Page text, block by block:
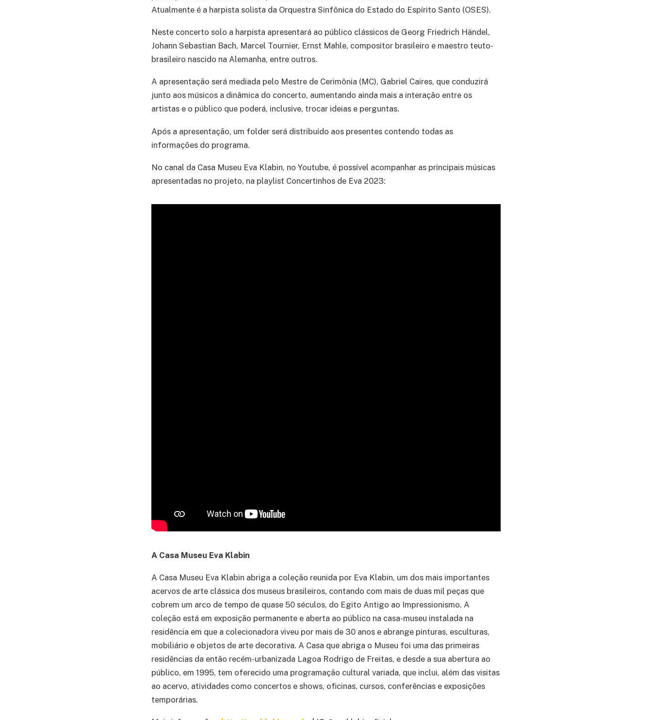
Atualmente é a harpista solista da Orquestra Sinfônica do Estado do Espírito Santo (OSES).
Neste concerto solo a harpista apresentará ao público clássicos de Georg Friedrich Händel,
Johann Sebastian Bach, Marcel Tournier, Ernst Mahle, compositor brasileiro e maestro teuto-
brasileiro nascido na Alemanha, entre outros.
A apresentação será mediada pelo Mestre de Cerimônia (MC), Gabriel Caires, que conduzirá
junto aos músicos a dinâmica do concerto, aumentando ainda mais a interação entre os
artistas e o público que poderá, inclusive, trocar ideias e perguntas.
Após a apresentação, um folder será distribuído aos presentes contendo todas as
informações do programa.
No canal da Casa Museu Eva Klabin, no Youtube, é possível acompanhar as principais músicas
apresentadas no projeto, na playlist Concertinhos de Eva 2023:
A Casa Museu Eva Klabin
A Casa Museu Eva Klabin abriga a coleção reunida por Eva Klabin, um dos mais importantes
acervos de arte clássica dos museus brasileiros, contando com mais de duas mil peças que
cobrem um arco de tempo de quase 50 séculos, do Egito Antigo ao Impressionismo. A
coleção está em exposição permanente e aberta ao público na casa-museu instalada na
residência em que a colecionadora viveu por mais de 30 anos e abrange pinturas, esculturas,
mobiliário e objetos de arte decorativa. A Casa que abriga o Museu foi uma das primeiras
residências da então recém-urbanizada Lagoa Rodrigo de Freitas, e desde a sua abertura ao
público, em 1995, tem oferecido uma programação cultural variada, que inclui, além das visitas
ao acervo, atividades como concertos e shows, oficinas, cursos, conferências e exposições
temporárias.